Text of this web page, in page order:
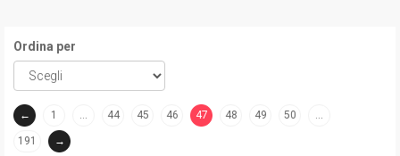
Ordina per
← 1 … 44 45 46
47
48 49 50 …
191 →